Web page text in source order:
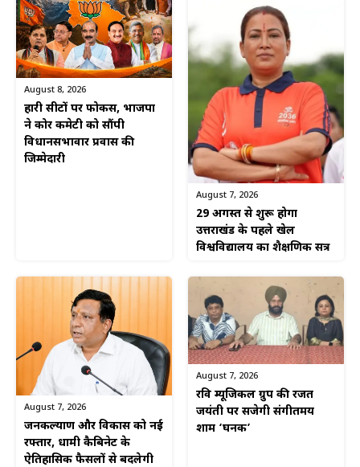
August 8, 2026
हारी सीटों पर फोकस, भाजपा
ने कोर कमेटी को सौंपी
विधानसभावार प्रवास की
जिम्मेदारी
August 7, 2026
29 अगस्त से शुरू होगा
उत्तराखंड के पहले खेल
विश्वविद्यालय का शैक्षणिक सत्र
August 7, 2026
जनकल्याण और विकास को नई
रफ्तार, धामी कैबिनेट के
ऐतिहासिक फैसलों से बदलेगी
August 7, 2026
रवि म्यूजिकल ग्रुप की रजत
जयंती पर सजेगी संगीतमय
शाम ‘घनक’